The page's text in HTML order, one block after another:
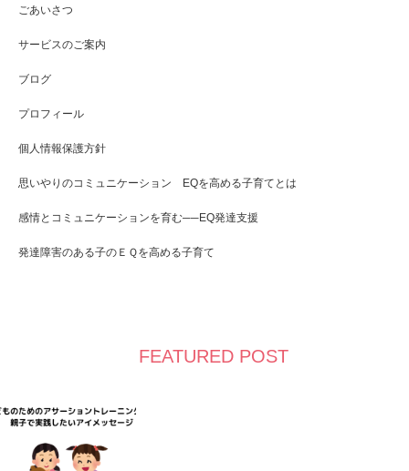
ごあいさつ
サービスのご案内
ブログ
プロフィール
個人情報保護方針
思いやりのコミュニケーション EQを高める子育てとは
感情とコミュニケーションを育む──EQ発達支援
発達障害のある子のＥＱを高める子育て
FEATURED POST